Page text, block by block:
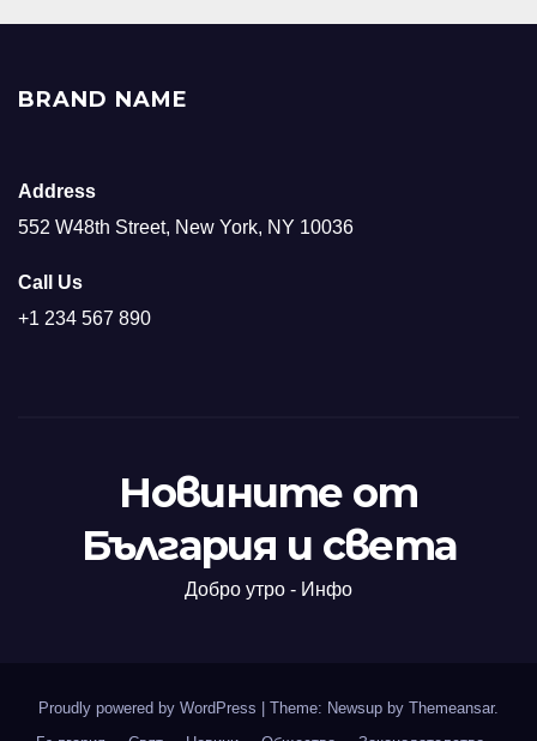
BRAND NAME
Address
552 W48th Street, New York, NY 10036
Call Us
+1 234 567 890
Новините от
България и света
Добро утро - Инфо
Proudly powered by WordPress | Theme: Newsup by Themeansar.